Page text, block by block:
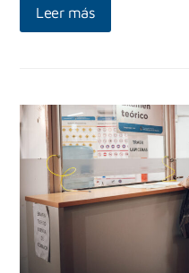
Leer más